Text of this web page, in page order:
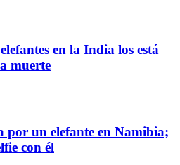
en la India los está
muerte
por un elefante en Namibia;
con él